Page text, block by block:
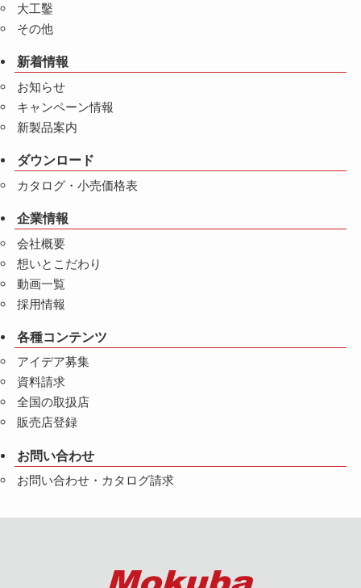
大工鑿
その他
新着情報
お知らせ
キャンペーン情報
新製品案内
ダウンロード
カタログ・小売価格表
企業情報
会社概要
想いとこだわり
動画一覧
採用情報
各種コンテンツ
アイデア募集
資料請求
全国の取扱店
販売店登録
お問い合わせ
お問い合わせ・カタログ請求